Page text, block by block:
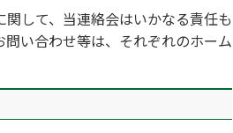
して、当連絡会はいかなる責任も
い合わせ等は、それぞれのホーム